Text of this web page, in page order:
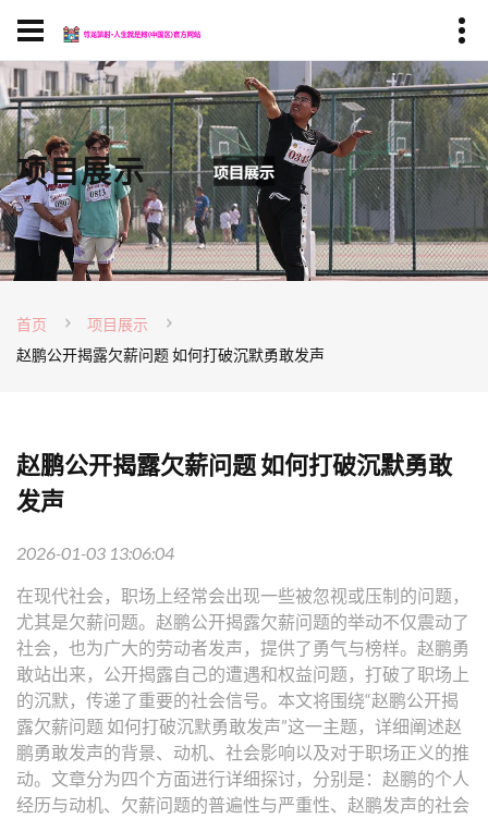
项目展示
首页
项目展示
赵鹏公开揭露欠薪问题 如何打破沉默勇敢发声
赵鹏公开揭露欠薪问题 如何打破沉默勇敢
发声
2026-01-03 13:06:04
在现代社会，职场上经常会出现一些被忽视或压制的问题，
尤其是欠薪问题。赵鹏公开揭露欠薪问题的举动不仅震动了
社会，也为广大的劳动者发声，提供了勇气与榜样。赵鹏勇
敢站出来，公开揭露自己的遭遇和权益问题，打破了职场上
的沉默，传递了重要的社会信号。本文将围绕“赵鹏公开揭
露欠薪问题 如何打破沉默勇敢发声”这一主题，详细阐述赵
鹏勇敢发声的背景、动机、社会影响以及对于职场正义的推
动。文章分为四个方面进行详细探讨，分别是：赵鹏的个人
经历与动机、欠薪问题的普遍性与严重性、赵鹏发声的社会